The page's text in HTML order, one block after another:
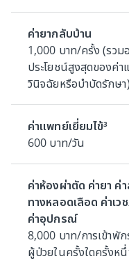
ค่ายากลับบ้าน
1,000 บาท/ครั้ง (รวม
ประโยชน์สูงสุดของค่า
วินิจฉัยหรือบำบัดรักษา)
ค่าแพทย์เยี่ยมไข้³
600 บาท/วัน
ค่าห้องผ่าตัด ค่ายา ค่า
ทางหลอดเลือด ค่าเ
ค่าอุปกรณ์
8,000 บาท/การเข้าพั
ผู้ป่วยในครั้งใดครั้งห